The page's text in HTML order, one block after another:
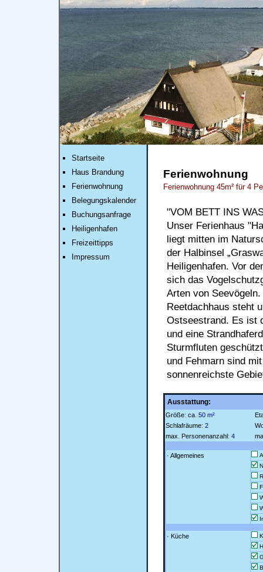
Startseite
Haus Brandung
Ferienwohnung
Belegungskalender
Buchungsanfrage
Heiligenhafen
Freizeittipps
Impressum
Ferienwohnung
Ferienwohnung 45m² für 4
"VOM BETT INS
Unser Ferienhaus
liegt mitten im
der Halbinsel
Heiligenhafen. Vor
sich das
Arten von Seevögeln.
Reetdachhaus steht
Ostseestrand. Es ist
und eine
Sturmfluten
und Fehmarn sind
sonnenreichste
Ausstattung:
Größe: ca. 50 m²
Schlafräume: 2
max. Personenanzahl: 4
· Allgemeines
· Küche